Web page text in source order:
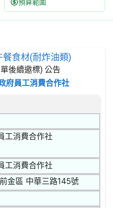
預算範圍
材(耐炸油類) 招標公告 | 案號
,蔬菜,及油脂 | 招標方式：
食材(耐炸油類)
後續邀標) 公告
府員工消費合作社
工消費合作社
工消費合作社
金區 中華三路145號